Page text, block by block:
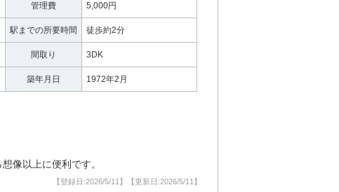
管理費 5,000円
駅までの所要時間 徒歩約2分
間取り 3DK
築年月日 1972年2月
像以上に便利です。
【登録日:2026/5/11】【更新日:2026/5/11】